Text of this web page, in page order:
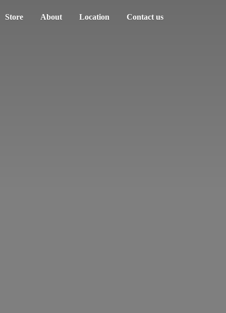
Store About Location Contact us